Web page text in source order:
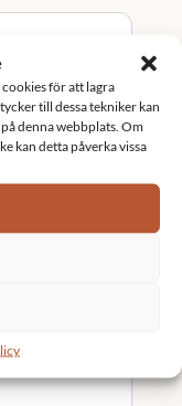
för att lagra
till dessa tekniker kan
denna webbplats. Om
kan detta påverka vissa